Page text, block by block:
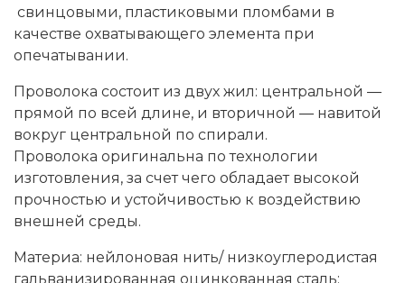
свинцовыми, пластиковыми пломбами в
качестве охватывающего элемента при
опечатывании.
Проволока состоит из двух жил: центральной ―
прямой по всей длине, и вторичной ― навитой
вокруг центральной по спирали.
Проволока оригинальна по технологии
изготовления, за счет чего обладает высокой
прочностью и устойчивостью к воздействию
внешней среды.
Материа: нейлоновая нить/ низкоуглеродистая
гальванизированная оцинкованная сталь;